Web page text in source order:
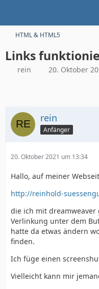
HTML & HTML5
Links
rein 20. Oktober
rein
Anfänger
20. Oktober 2021 um 13:34
Hallo, auf meiner
http://reinhold-
die ich mit
Verlinkung unter dem
hatte da etwas ändern
finden.
Ich füge einen
Vielleicht kann mir